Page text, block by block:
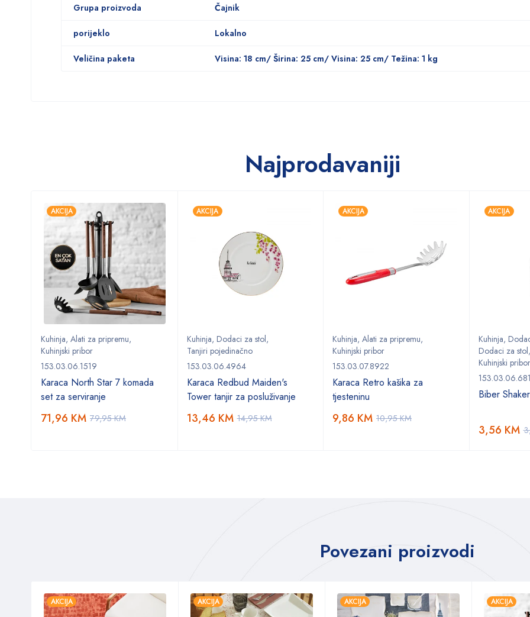
Grupa proizvoda Čajnik
porijeklo Lokalno
Veličina paketa Visina: 18 cm/ Širina: 25 cm/ Visina: 25 cm/ Težina: 1 kg
Najprodavaniji
AKCIJA
Kuhinja, Alati za pripremu,
Kuhinjski pribor
153.03.06.1519
Karaca North Star 7 komada
set za serviranje
79,95KM
71,96 KM
AKCIJA
Kuhinja, Dodaci za stol,
Tanjiri pojedinačno
153.03.06.4964
Karaca Redbud Maiden's
Tower tanjir za posluživanje
14,95KM
13,46 KM
AKCIJA
Kuhinja, Alati za pripremu,
Kuhinjski pribor
153.03.07.8922
Karaca Retro kašika za
tjesteninu
10,95KM
9,86 KM
AKCIJA
Kuhinja,
Dodaci za stol,
Kuhinjski pribor
Biber
3,56 KM
Povezani proizvodi
AKCIJA AKCIJA AKCIJA AKCIJA